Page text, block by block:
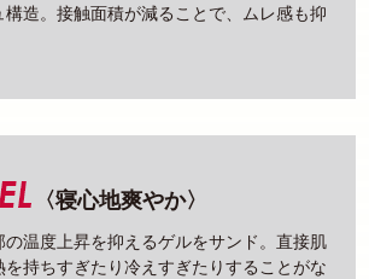
造。接触面積が減ることで、ムレ感も抑
〈寝心地爽やか〉
温度上昇を抑えるゲルをサンド。直接肌
持ちすぎたり冷えすぎたりすることがな